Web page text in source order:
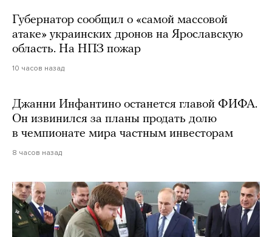
Губернатор сообщил о «самой массовой
атаке» украинских дронов на Ярославскую
область. На НПЗ пожар
10 часов назад
Джанни Инфантино останется главой ФИФА.
Он извинился за планы продать долю
в чемпионате мира частным инвесторам
8 часов назад